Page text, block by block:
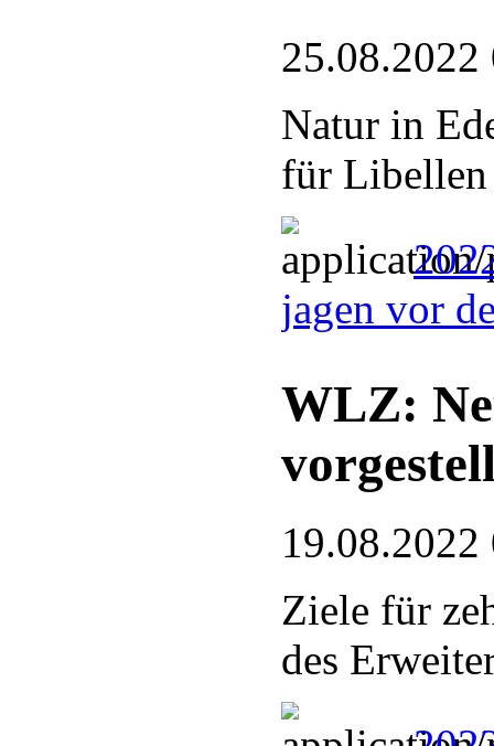
25.08.2022
Natur in
für Libellen
jagen vor
WLZ:
19.08.2022
Ziele für
des